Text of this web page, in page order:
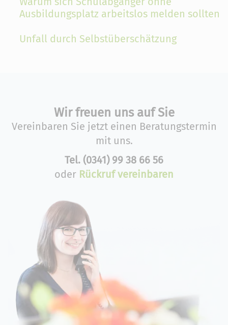
Ausbildungsplatz arbeitslos melden sollten
Unfall durch Selbstüberschätzung
Wir freuen uns auf Sie
Vereinbaren Sie jetzt einen Beratungstermin
mit uns.
Tel. (0341) 99 38 66 56
oder Rückruf vereinbaren